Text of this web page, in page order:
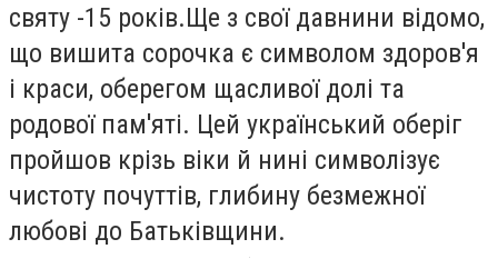
святу -15 років.Ще з свої давнини відомо,
що вишита сорочка є символом здоров'я
і краси, оберегом щасливої долі та
родової пам'яті. Цей український оберіг
пройшов крізь віки й нині символізує
чистоту почуттів, глибину безмежної
любові до Батьківщини.